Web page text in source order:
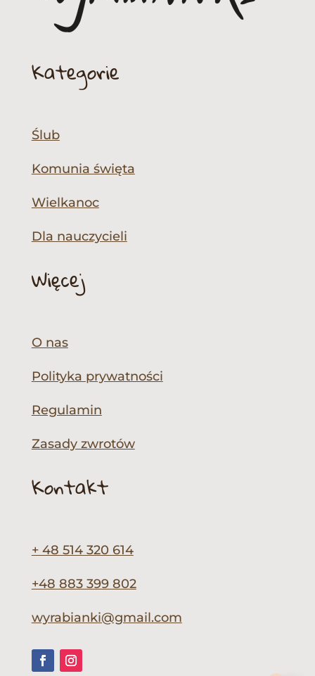
Kategorie
Ślub
Komunia święta
Wielkanoc
Dla nauczycieli
Więcej
O nas
Polityka prywatności
Regulamin
Zasady zwrotów
Kontakt
+ 48 514 320 614
+48 883 399 802
wyrabianki@gmail.com